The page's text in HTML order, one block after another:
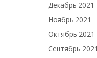
Декабрь 2021
Ноябрь 2021
Октябрь 2021
Сентябрь 2021